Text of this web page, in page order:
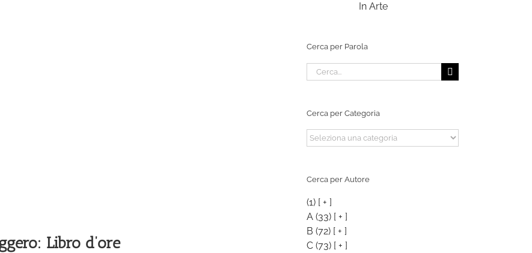
Libro d’ore
In Arte
Cerca per Parola
Cerca
per:
Cerca per Categoria
Cerca
per
Cerca per Autore
(1) [ + ]
A (33) [ + ]
B (72) [ + ]
C (73) [ + ]